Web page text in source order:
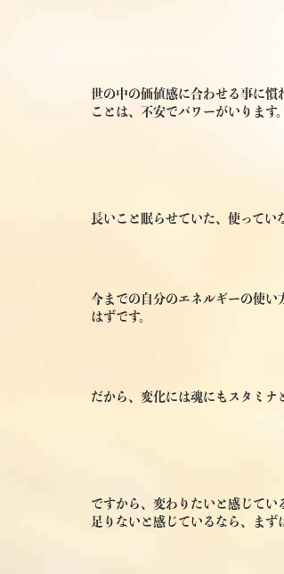
世の中の価値感に合わせる事に慣
ことは、不安でパワーがいります。
長いこと眠らせていた、使ってい
今までの自分のエネルギーの使い
はずです。
だから、変化には魂にもスタミナ
ですから、変わりたいと感じて
足りないと感じているなら、まず